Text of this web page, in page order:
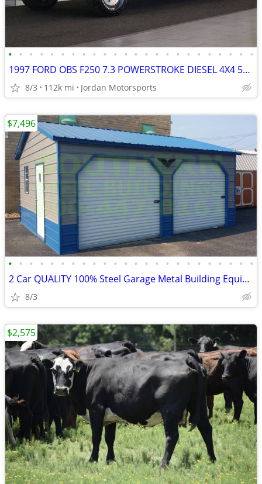
• • • • • • • • • • • • • • • • • • • • • • • •
1997 FORD OBS F250 7.3 POWERSTROKE DIESEL 4X4 5SP MANUAL 1996 1995 350
8/3 112k mi Jordan Motorsports
• • • • • • • • • • • • • • • • • • • • • • • •
2 Car QUALITY 100% Steel Garage Metal Building Equipment Storage Shed
8/3
$7,496
$2,575